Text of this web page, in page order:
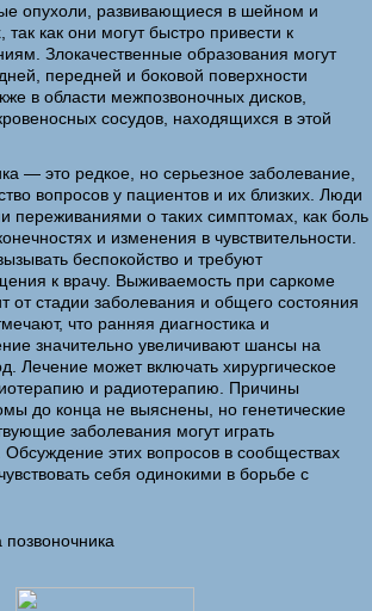
опухоли, развивающиеся в шейном и
как они могут быстро привести к
Злокачественные образования могут
передней и боковой поверхности
в области межпозвоночных дисков,
сосудов, находящихся в этой
— это редкое, но серьезное заболевание,
вопросов у пациентов и их близких. Люди
переживаниями о таких симптомах, как боль
и изменения в чувствительности.
беспокойство и требуют
к врачу. Выживаемость при саркоме
от стадии заболевания и общего состояния
что ранняя диагностика и
значительно увеличивают шансы на
Лечение может включать хирургическое
и радиотерапию. Причины
до конца не выяснены, но генетические
заболевания могут играть
этих вопросов в сообществах
себя одинокими в борьбе с